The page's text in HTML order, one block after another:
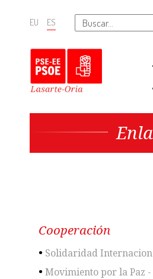
al
principal
de
contenidos
Ir
al
subíndice
los
contenidos
EU ES
Cooperación
• Solidaridad
• Movimiento por la Paz -